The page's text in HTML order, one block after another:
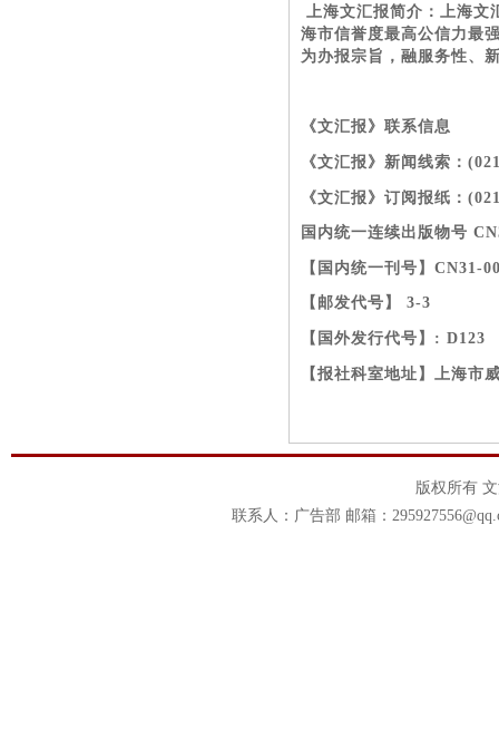
上海文汇报简介：上海文
海市信誉度最高公信力最
为办报宗旨，融服务性、
《文汇报》联系信息
《文汇报》新闻线索：
《文汇报》订阅报纸：
国内统一连续出版物号
【国内统一刊号】CN31-
【邮发代号】 3-3
【国外发行代号】: D123
【报社科室地址】上海市
版权所有
联系人：广告部 邮箱：